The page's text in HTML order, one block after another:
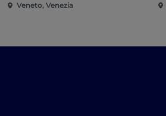
Veneto, Venezia